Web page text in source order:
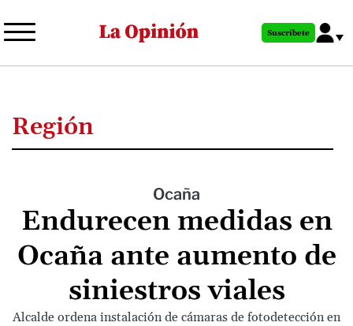
al
principal
Suscríbete
Región
Ocaña
Endurecen medidas en
Ocaña ante aumento de
siniestros viales
Alcalde ordena instalación de cámaras de fotodetección en